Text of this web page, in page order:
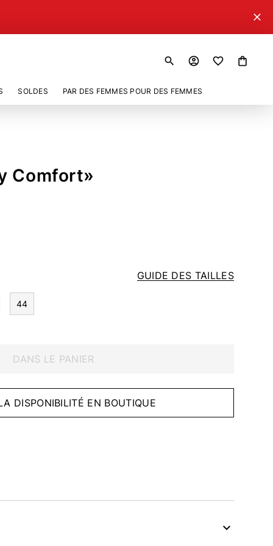
close
search account_circle shopping_bag
SOLDES PAR DES FEMMES POUR DES FEMMES
Comfort»
GUIDE DES TAILLES
44
DANS LE PANIER
DISPONIBILITÉ EN BOUTIQUE